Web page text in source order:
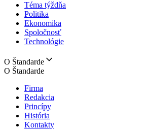
Téma týždňa
Politika
Ekonomika
Spoločnosť
Technológie
O Štandarde
O Štandarde
Firma
Redakcia
Princípy
História
Kontakty